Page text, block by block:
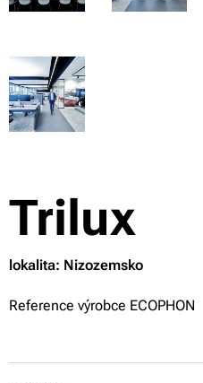
Trilux
lokalita: Nizozemsko
Reference výrobce ECOPHON